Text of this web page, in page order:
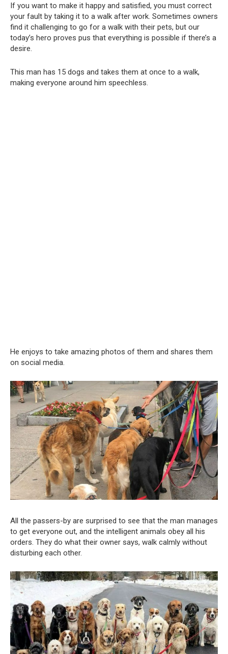
If you want to make it happy and satisfied, you must correct
your fault by taking it to a walk after work. Sometimes owners
find it challenging to go for a walk with their pets, but our
today’s hero proves pus that everything is possible if there’s a
desire.
This man has 15 dogs and takes them at once to a walk,
making everyone around him speechless.
He enjoys to take amazing photos of them and shares them
on social media.
All the passers-by are surprised to see that the man manages
to get everyone out, and the intelligent animals obey all his
orders. They do what their owner says, walk calmly without
disturbing each other.